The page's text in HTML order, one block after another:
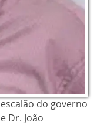
do governo
Dr. João